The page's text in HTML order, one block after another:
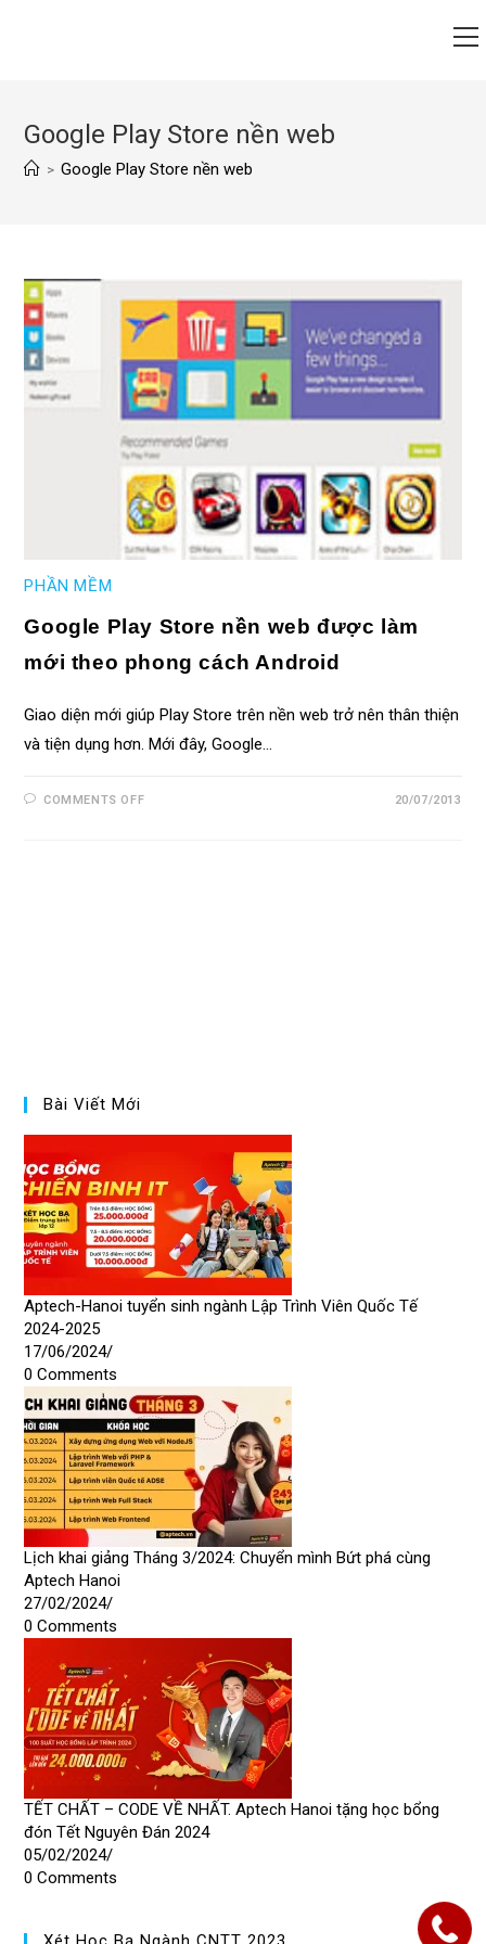
Google Play Store nền web
> Google Play Store nền web
PHẦN MỀM
Google Play Store nền web được làm
mới theo phong cách Android
Giao diện mới giúp Play Store trên nền web trở nên thân thiện
và tiện dụng hơn. Mới đây, Google…
COMMENTS OFF 20/07/2013
Bài Viết Mới
Aptech-Hanoi tuyển sinh ngành Lập Trình Viên Quốc Tế
2024-2025
17/06/2024/
0 Comments
Lịch khai giảng Tháng 3/2024: Chuyển mình Bứt phá cùng
Aptech Hanoi
27/02/2024/
0 Comments
TẾT CHẤT – CODE VỀ NHẤT. Aptech Hanoi tặng học bổng
đón Tết Nguyên Đán 2024
05/02/2024/
0 Comments